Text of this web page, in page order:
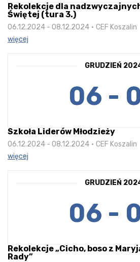
Rekolekcje dla
Świętej (tura 3.)
06.12.2024 - 08.12.2024
CEF Koszalin
więcej
GRUDZIEŃ
06 -
Szkoła Liderów Młodzieży
06.12.2024 - 08.12.2024
CEF Koszalin
więcej
GRUDZIEŃ
06 -
Rekolekcje „Cicho, boso z
Rady”